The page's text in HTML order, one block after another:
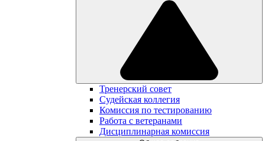
Тренерский совет
Судейская коллегия
Комиссия по тестированию
Работа с ветеранами
Дисциплинарная комиссия